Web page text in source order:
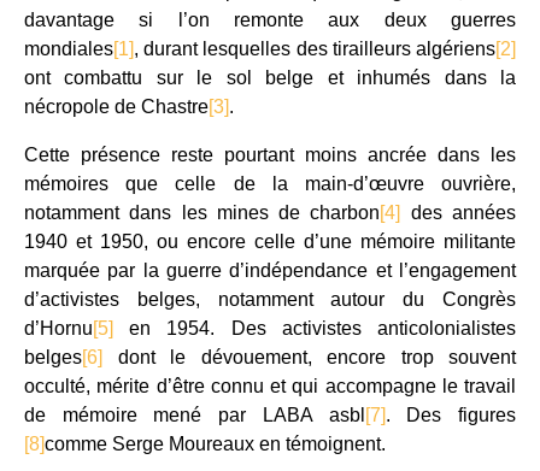
davantage si l’on remonte aux deux guerres
mondiales [1] , durant lesquelles des tirailleurs algériens [2]
ont combattu sur le sol belge et inhumés dans la
nécropole de Chastre [3] .
Cette présence reste pourtant moins ancrée dans les
mémoires que celle de la main-d’œuvre ouvrière,
notamment dans les mines de charbon [4]
des années
1940 et 1950, ou encore celle d’une mémoire militante
marquée par la guerre d’indépendance et l’engagement
d’activistes belges, notamment autour du Congrès
d’Hornu [5]
en 1954. Des activistes anticolonialistes
belges [6]
dont le dévouement, encore trop souvent
occulté, mérite d’être connu et qui accompagne le travail
de mémoire mené par LABA asbl [7] . Des figures
[8] comme Serge Moureaux en témoignent.